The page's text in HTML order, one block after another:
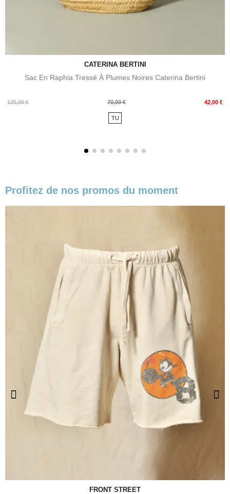
CATERINA BERTINI
Sac En Raphia Tressé À Plumes Noires Caterina Bertini
125,00 €
Prix
70,00 € 42,00 €
Prix
TU
Profitez de nos promos du moment
FRONT STREET